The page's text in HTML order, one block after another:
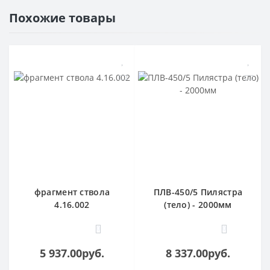
Похожие товары
фрагмент ствола
4.16.002
0
5 937.00руб.
ПЛВ-450/5 Пилястра
(тело) - 2000мм
0
8 337.00руб.